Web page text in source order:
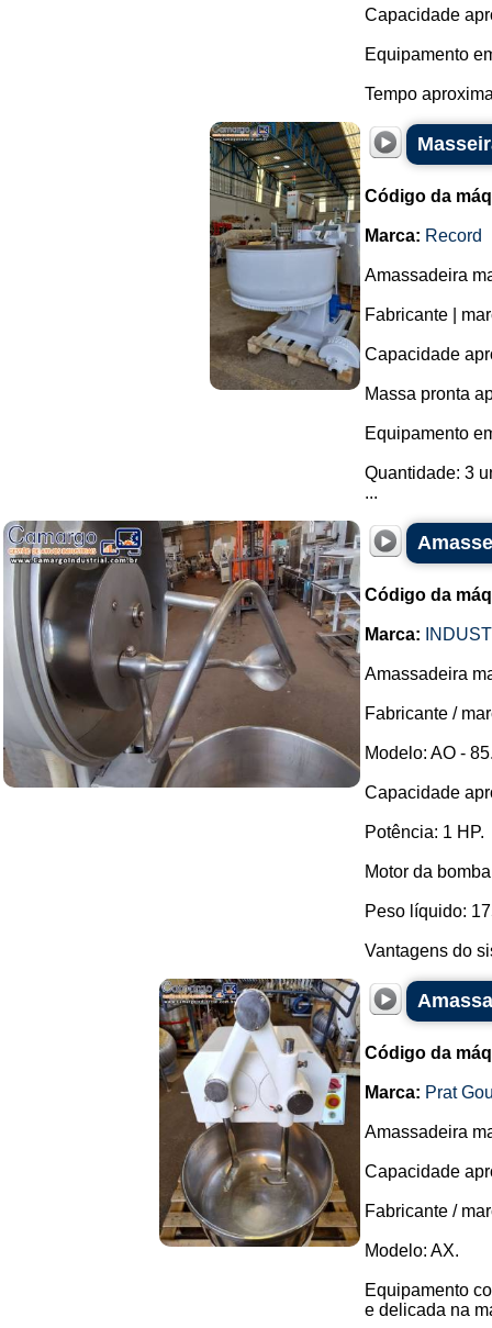
Capacidade
Equipamento
Tempo
Código da
Marca: Record
Amassadeira
Fabricante |
Capacidade
Massa pronta
Equipamento
Quantidade: 3
...
Código da
Marca:
Amassadeira
Fabricante /
Modelo: AO -
Capacidade
Potência: 1 HP.
Motor da
Peso líquido:
Vantagens do
Código da
Marca: Prat
Amassadeira
Capacidade
Fabricante /
Modelo: AX.
Equipamento
e delicada na